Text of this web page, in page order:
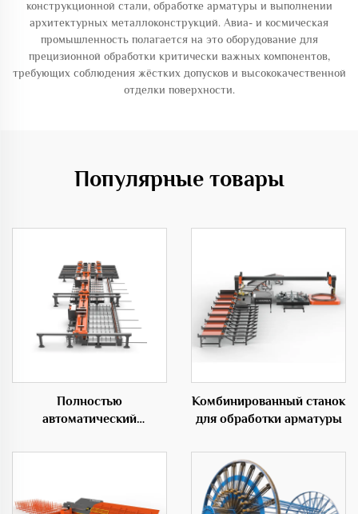
конструкционной стали, обработке арматуры и выполнении
архитектурных металлоконструкций. Авиа- и космическая
промышленность полагается на это оборудование для
прецизионной обработки критически важных компонентов,
требующих соблюдения жёстких допусков и высококачественной
отделки поверхности.
Популярные товары
Полностью
автоматический
гибочный центр 50D
Комбинированный станок
для обработки арматуры